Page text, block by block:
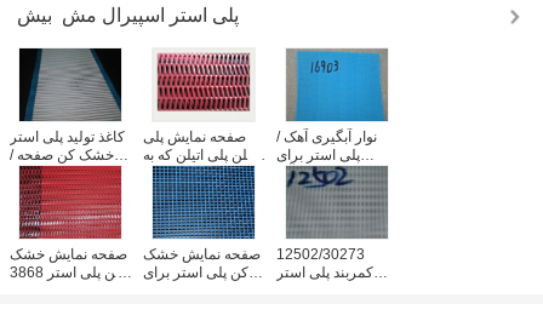
پلی استر اسپیرال مش
کاغذ تولید پلی استر
خشک کن صفحه /
نوار نقاله سیمی نوار
نقاله سفارشی
صفحه نمایش پلی
اتیلن پلی اتیلن که به
طور گسترده در
تصفیه مورد استفاده
قرار می گیرد
نوار آبگیری آهک /
پلی استر برای
تصفیه آب
صفحه نمایش خشک
کن پلی استر 3868
صفحه نمایش خشک
کن پلی استر برای
12502/30273
کمربند پلی استر